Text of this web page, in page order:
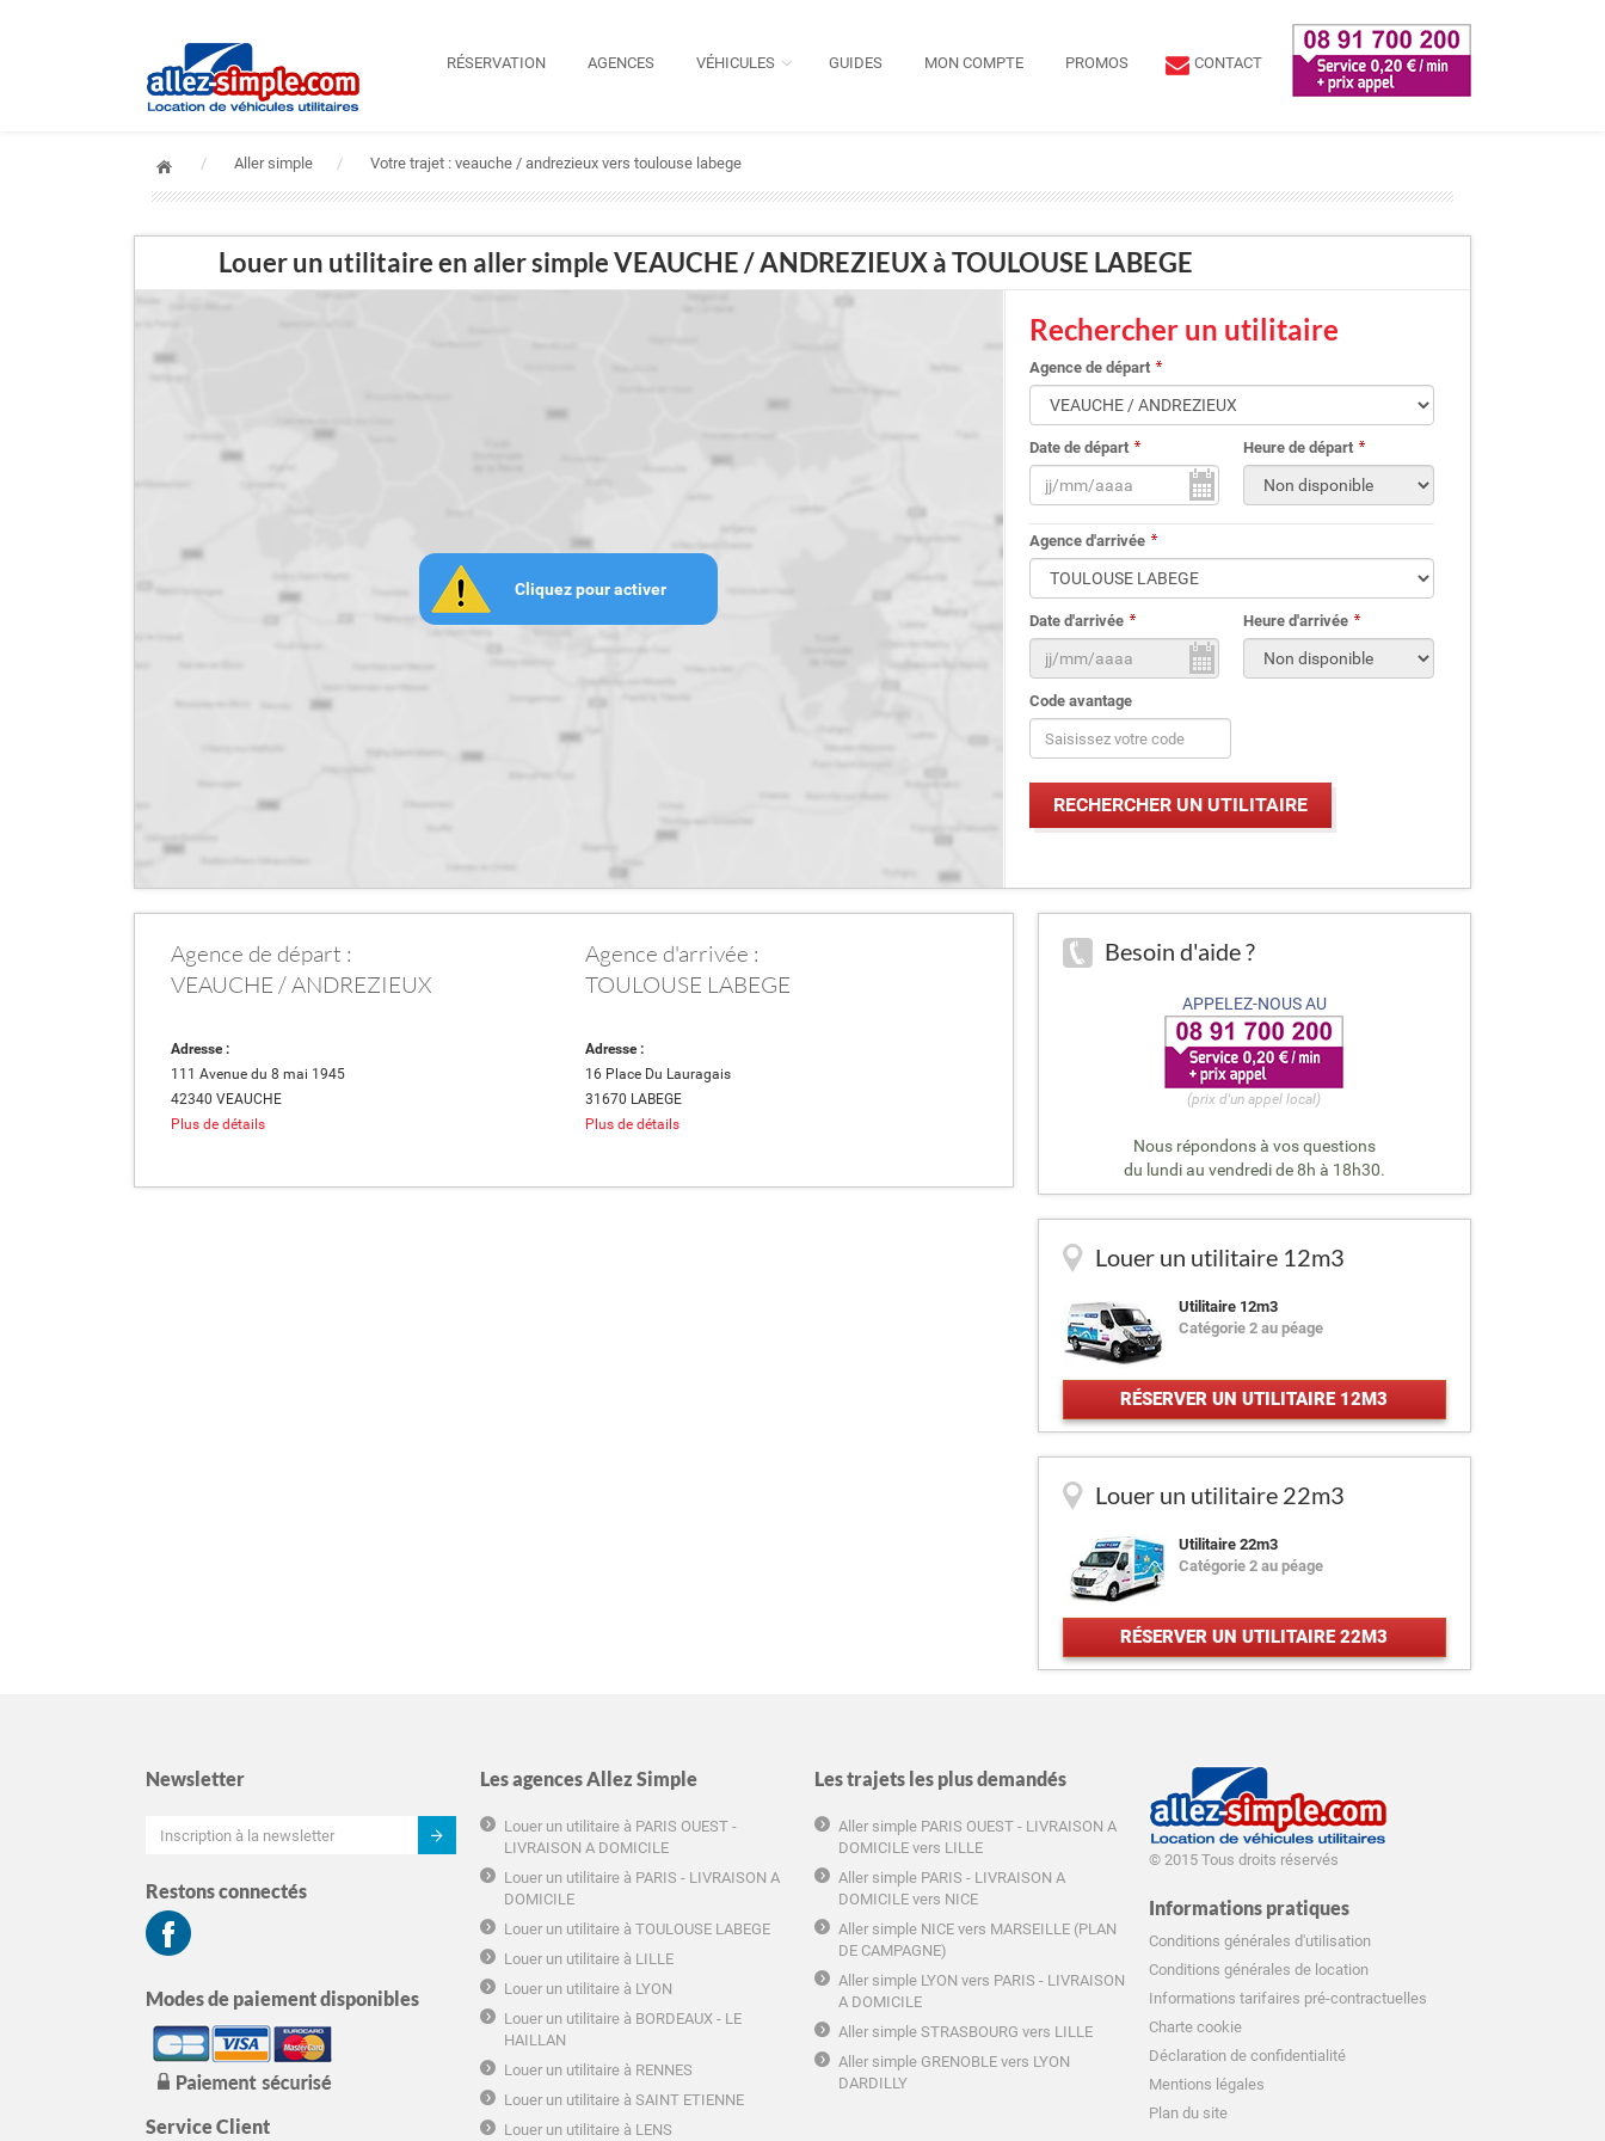
RÉSERVATION AGENCES VÉHICULES GUIDES MON COMPTE PROMOS CONTACT
Aller simple Votre trajet : veauche / andrezieux vers toulouse labege
Louer un utilitaire en aller simple VEAUCHE / ANDREZIEUX à TOULOUSE LABEGE
Cliquez pour activer
Rechercher un utilitaire
Agence de départ
Date de départ Heure de départ
Agence d'arrivée
Date d'arrivée Heure d'arrivée
Code avantage
Agence de départ :
VEAUCHE / ANDREZIEUX
Adresse :
111 Avenue du 8 mai 1945
42340 VEAUCHE
Plus de détails
Agence d'arrivée :
TOULOUSE LABEGE
Adresse :
16 Place Du Lauragais
31670 LABEGE
Plus de détails
Besoin d'aide ?
APPELEZ-NOUS AU
(prix d'un appel local)
Nous répondons à vos questions
du lundi au vendredi de 8h à 18h30.
Louer un utilitaire 12m3
Utilitaire 12m3
Catégorie 2 au péage
RÉSERVER UN UTILITAIRE 12M3
Louer un utilitaire 22m3
Utilitaire 22m3
Catégorie 2 au péage
RÉSERVER UN UTILITAIRE 22M3
Newsletter
Restons connectés
Modes de paiement disponibles
Service Client
Les agences Allez Simple
Louer un utilitaire à PARIS OUEST -
LIVRAISON A DOMICILE
Louer un utilitaire à PARIS - LIVRAISON A
DOMICILE
Louer un utilitaire à TOULOUSE LABEGE
Louer un utilitaire à LILLE
Louer un utilitaire à LYON
Louer un utilitaire à BORDEAUX - LE
HAILLAN
Louer un utilitaire à RENNES
Louer un utilitaire à SAINT ETIENNE
Louer un utilitaire à LENS
Les trajets les plus demandés
Aller simple PARIS OUEST - LIVRAISON A
DOMICILE vers LILLE
Aller simple PARIS - LIVRAISON A
DOMICILE vers NICE
Aller simple NICE vers MARSEILLE (PLAN
DE CAMPAGNE)
Aller simple LYON vers PARIS - LIVRAISON
A DOMICILE
Aller simple STRASBOURG vers LILLE
Aller simple GRENOBLE vers LYON
DARDILLY
© 2015 Tous droits réservés
Informations pratiques
Conditions générales d'utilisation
Conditions générales de location
Informations tarifaires pré-contractuelles
Charte cookie
Déclaration de confidentialité
Mentions légales
Plan du site